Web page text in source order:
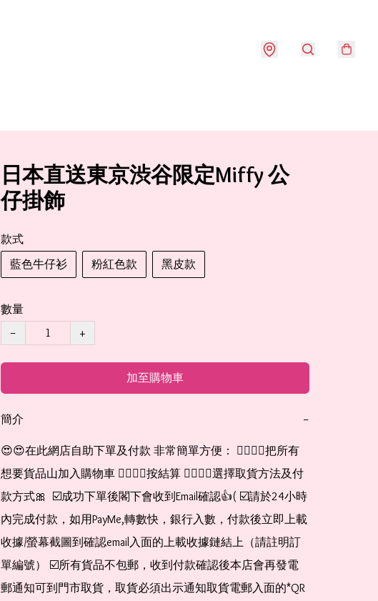
日本直送東京渋谷限定Miffy 公
仔掛飾
款式
藍色牛仔衫
粉紅色款 黑皮款
數量
−
+
加至購物車
簡介 −
😍😍在此網店自助下單及付款 非常簡單方便： 👉🏻👉🏻把所有
想要貨品山加入購物車 👉🏻👉🏻按結算 👉🏻👉🏻選擇取貨方法及付
款方式🎀  ☑️成功下單後閣下會收到Email確認👍( ☑️請於24小時
內完成付款，如用PayMe,轉數快，銀行入數，付款後立即上載
收據/螢幕截圖到確認email入面的上載收據鏈結上（請註明訂
單編號） ☑️所有貨品不包郵，收到付款確認後本店會再發電
郵通知可到門市取貨，取貨必須出示通知取貨電郵入面的*QR